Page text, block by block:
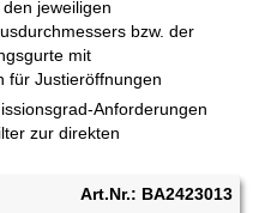
jeweiligen
bzw. der
mit
für Justieröffnungen
Anforderungen
zur direkten
Art.Nr.: BA2423013